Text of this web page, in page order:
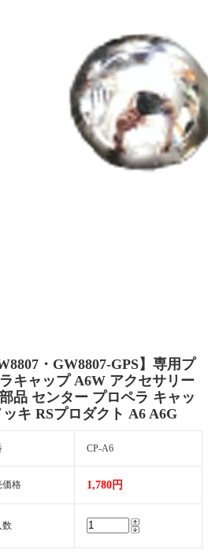
・GW8807-GPS】専用プ
キャップ A6W アクセサリー
品 センター プロペラ キャッ
ッキ RSプロダクト A6 A6G
CP-A6
価格 1,780円
数